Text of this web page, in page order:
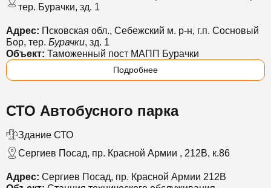
тер. Бурачки, зд. 1
Адрес: Псковская обл., Себежский м. р-н, г.п. Сосновый
Бор, тер. Бурачки, зд. 1
Объект: Таможенный пост МАПП Бурачки
Подробнее
СТО Автобусного парка
Здание СТО
Сергиев Посад, пр. Красной Армии , 212В, к.86
Адрес: Сергиев Посад, пр. Красной Армии 212В